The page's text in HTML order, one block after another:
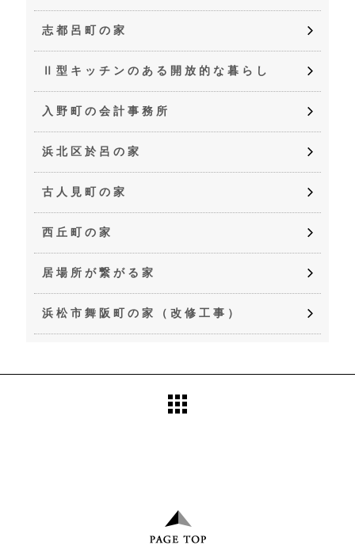
志都呂町の家
Ⅱ型キッチンのある開放的な暮らし
入野町の会計事務所
浜北区於呂の家
古人見町の家
西丘町の家
居場所が繋がる家
浜松市舞阪町の家（改修工事）